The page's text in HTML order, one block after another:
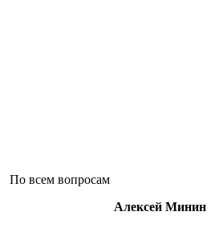
По всем вопросам
Алексей Минин